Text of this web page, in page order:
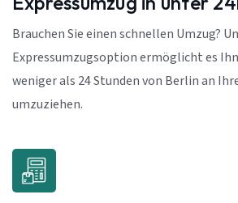
Brauchen Sie einen schnellen Umzug?
Expressumzugsoption ermöglicht es
weniger als 24 Stunden von Berlin an
umzuziehen.